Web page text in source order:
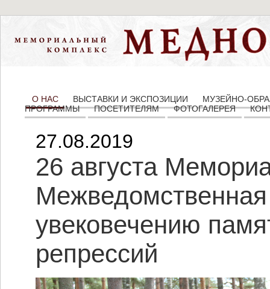
О НАС ВЫСТАВКИ И ЭКСПОЗИЦИИ
МУЗЕЙНО-
ПРОГРАММЫ
ПОСЕТИТЕЛЯМ ФОТОГАЛЕРЕЯ
27.08.2019
26 августа
увековечению
репрессий